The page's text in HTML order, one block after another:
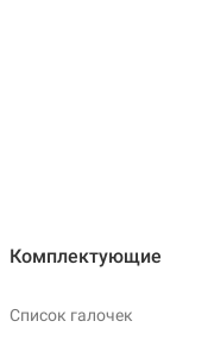
Комплектующие
Список галочек